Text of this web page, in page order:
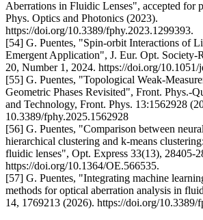
Aberrations in Fluidic Lenses", accepted for
Phys. Optics and Photonics (2023).
https://doi.org/10.3389/fphy.2023.1299393.
[54] G. Puentes, "Spin-orbit Interactions of
Emergent Application", J. Eur. Opt. Society-
20, Number 1, 2024. https://doi.org/10.1051/
[55] G. Puentes, "Topological Weak-
Geometric Phases Revisited", Front. Phys.-
and Technology, Front. Phys. 13:1562928
10.3389/fphy.2025.1562928
[56] G. Puentes, "Comparison between
hierarchical clustering and k-means
fluidic lenses", Opt. Express 33(13), 28405-
https://doi.org/10.1364/OE.566535.
[57] G. Puentes, "Integrating machine
methods for optical aberration analysis in
14, 1769213 (2026). https://doi.org/10.3389/